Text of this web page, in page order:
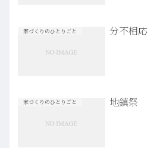
家づくりのひとりごと 分不相応
家づくりのひとりごと 地鎮祭